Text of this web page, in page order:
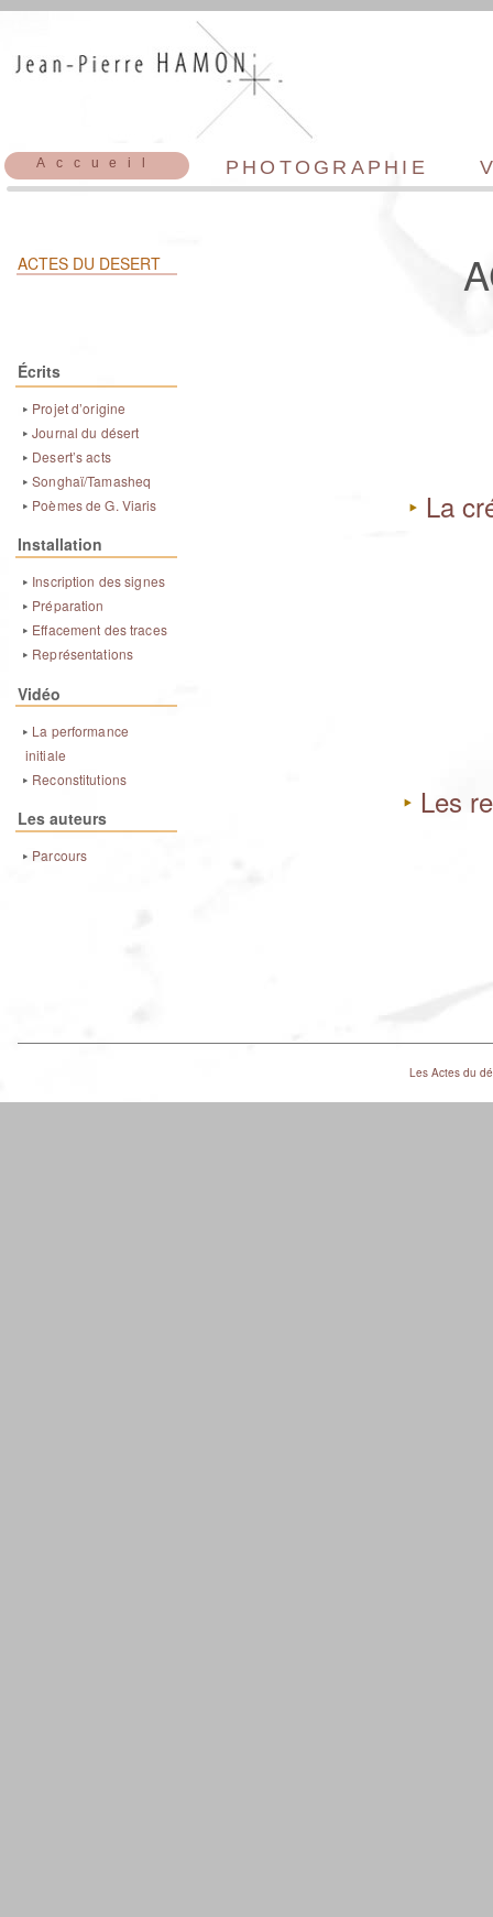
‣ La
‣ Les
ACTES DU DESERT
Écrits
‣ Projet d’origine
‣ Journal du désert
‣ Desert’s acts
‣ Songhaï/Tamasheq
‣ Poèmes de G. Viaris
Installation
‣ Inscription des signes
‣ Préparation
‣ Effacement des traces
‣ Représentations
Vidéo
‣ La performance
initiale
‣ Reconstitutions
Les auteurs
‣ Parcours
PHOTOGRAPHIE
Accueil
Les Actes du